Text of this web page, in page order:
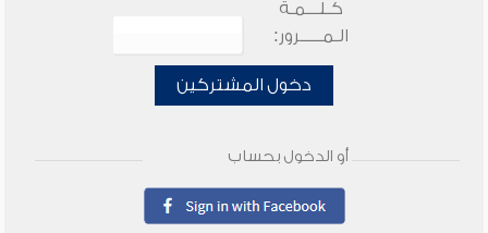
كـلـــمـة
الـمـــــرور:
دخول المشتركين
أو الدخول بحساب